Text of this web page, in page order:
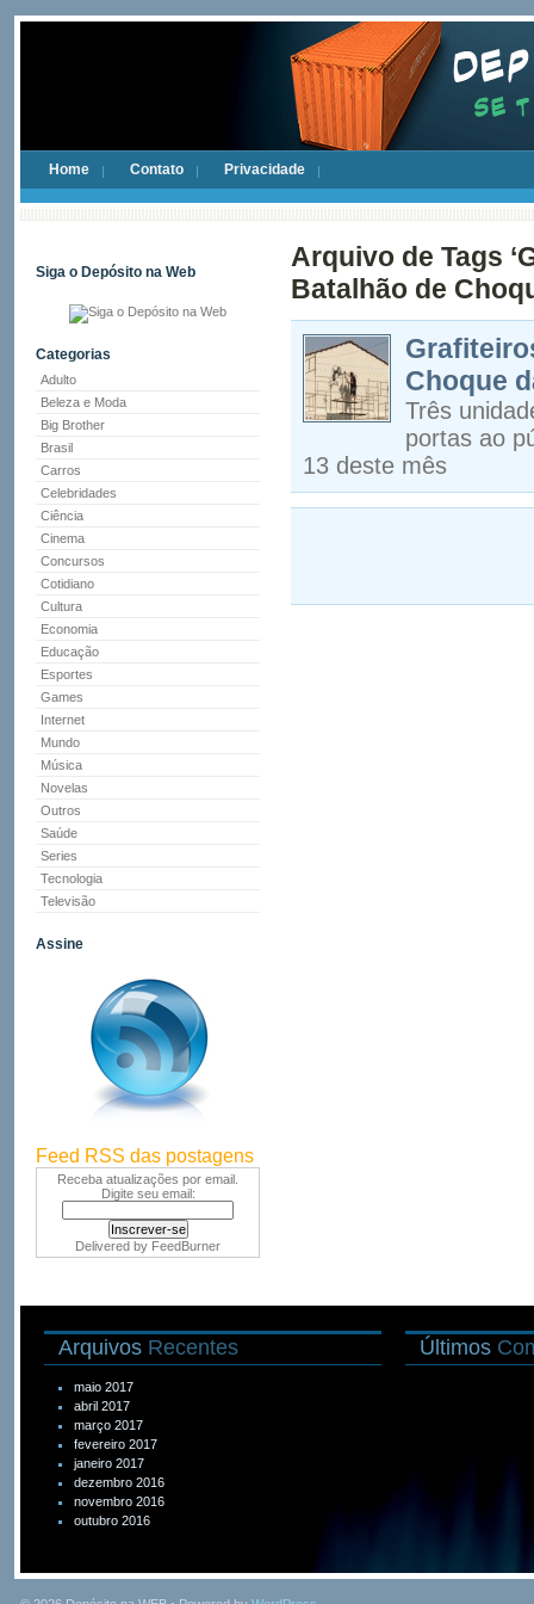
Home Contato Privacidade
Siga o Depósito na Web
Categorias
Adulto
Beleza e Moda
Big Brother
Brasil
Carros
Celebridades
Ciência
Cinema
Concursos
Cotidiano
Cultura
Economia
Educação
Esportes
Games
Internet
Mundo
Música
Novelas
Outros
Saúde
Series
Tecnologia
Televisão
Assine
Feed RSS das postagens
Receba atualizações por email.
Digite seu email:
Delivered by FeedBurner
Arquivo de Tags
Batalhão de
Choque
Três
portas ao
13 deste mês
Arquivos Recentes
maio 2017
abril 2017
março 2017
fevereiro 2017
janeiro 2017
dezembro 2016
novembro 2016
outubro 2016
Últimos